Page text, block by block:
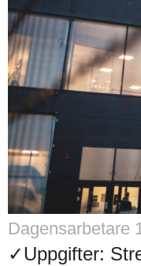
Dagensarbetare
✓Uppgifter: